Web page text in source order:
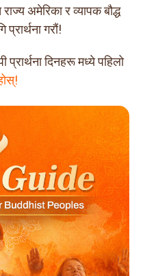
अमेरिका र व्यापक बौद्ध
गरौं!
प्रार्थना दिनहरू मध्ये पहिलो